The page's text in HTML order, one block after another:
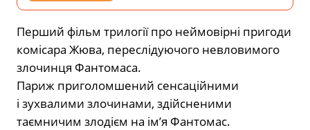
Перший фільм трилогії про неймовірні пригоди
комісара Жюва, переслідуючого невловимого
злочинця Фантомаса.
Париж приголомшений сенсаційними
і зухвалими злочинами, здійсненими
таємничим злодієм на ім’я Фантомас.